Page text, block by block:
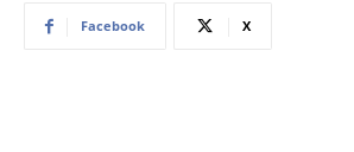
Facebook X